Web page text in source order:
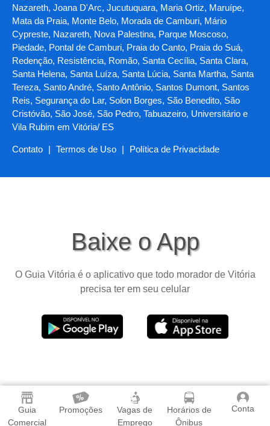
Guia
Comercial
Promoções
Vagas de
Emprego
Horários de
Ônibus
Conta
Nazareth, Joana D'Arc, Jucutuquara, Maria Ortiz, Maruípe,
Mata da Praia, Monte Belo, Morada de Camburi, Mário
Cypreste, Nazareth, Nova Palestina, Parque Moscoso,
Piedade, Pontal de Camburi, Praia do Canto, Praia do Suá,
Redenção, Resistência, Romão, Santa Cecília, Santa Clara,
Santa Helena, Santa Luíza, Santa Lúcia, Santa Martha, Santa
Tereza, Santo André, Santo Antônio, Santos Dumont, Santos
Reis, Segurança do Lar, Solon Borges, São Benedito, São
Cristóvão, São José, São Pedro, Tabuazeiro, Universitário e
Vila Rubim em Vitória/ ES
Contato | Termos de Uso | Política de Privacidade
Baixe o App
O Guia Vitória é o aplicativo que todo morador de Vitória
precisa ter em seu celular